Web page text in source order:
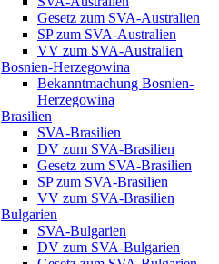
Gesetz zum SVA-Australien
SP zum SVA-Australien
VV zum SVA-Australien
Bosnien-Herzegowina
Bekanntmachung Bosnien-
Herzegowina
Brasilien
SVA-Brasilien
DV zum SVA-Brasilien
Gesetz zum SVA-Brasilien
SP zum SVA-Brasilien
VV zum SVA-Brasilien
Bulgarien
SVA-Bulgarien
DV zum SVA-Bulgarien